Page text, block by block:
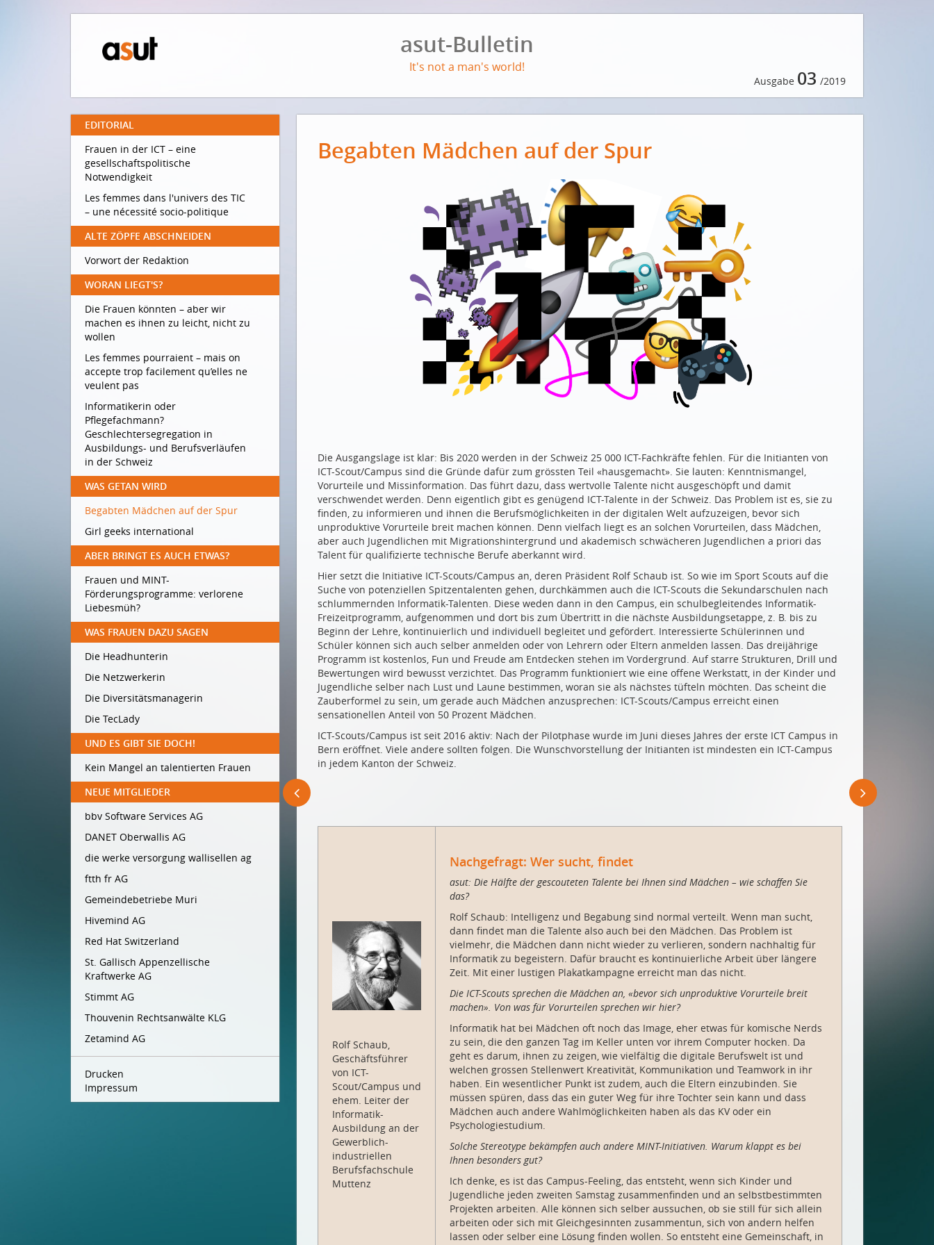
asut-Bulletin
It's not a man's world!
Ausgabe 03 /2019
EDITORIAL
Frauen in der ICT – eine
gesellschaftspolitische
Notwendigkeit
Les femmes dans l'univers des TIC
– une nécessité socio-politique
ALTE ZÖPFE ABSCHNEIDEN
Vorwort der Redaktion
WORAN LIEGT'S?
Die Frauen könnten – aber wir
machen es ihnen zu leicht, nicht zu
wollen
Les femmes pourraient – mais on
accepte trop facilement qu’elles ne
veulent pas
Informatikerin oder
Pflegefachmann?
Geschlechtersegregation in
Ausbildungs- und Berufsverläufen
in der Schweiz
WAS GETAN WIRD
Begabten Mädchen auf der Spur
Girl geeks international
ABER BRINGT ES AUCH ETWAS?
Frauen und MINT-
Förderungsprogramme: verlorene
Liebesmüh?
WAS FRAUEN DAZU SAGEN
Die Headhunterin
Die Netzwerkerin
Die Diversitätsmanagerin
Die TecLady
UND ES GIBT SIE DOCH!
Kein Mangel an talentierten Frauen
NEUE MITGLIEDER
bbv Software Services AG
DANET Oberwallis AG
die werke versorgung wallisellen ag
ftth fr AG
Gemeindebetriebe Muri
Hivemind AG
Red Hat Switzerland
St. Gallisch Appenzellische
Kraftwerke AG
Stimmt AG
Thouvenin Rechtsanwälte KLG
Zetamind AG
Drucken
Impressum
Begabten Mädchen auf der Spur
Die Ausgangslage ist klar: Bis 2020 werden in der Schweiz 25 000 ICT-Fachkräfte fehlen. Für die Initianten von
ICT-Scout/Campus sind die Gründe dafür zum grössten Teil «hausgemacht». Sie lauten: Kenntnismangel,
Vorurteile und Missinformation. Das führt dazu, dass wertvolle Talente nicht ausgeschöpft und damit
verschwendet werden. Denn eigentlich gibt es genügend ICT-Talente in der Schweiz. Das Problem ist es, sie zu
finden, zu informieren und ihnen die Berufsmöglichkeiten in der digitalen Welt aufzuzeigen, bevor sich
unproduktive Vorurteile breit machen können. Denn vielfach liegt es an solchen Vorurteilen, dass Mädchen,
aber auch Jugendlichen mit Migrationshintergrund und akademisch schwächeren Jugendlichen a priori das
Talent für qualifizierte technische Berufe aberkannt wird.
Hier setzt die Initiative ICT-Scouts/Campus an, deren Präsident Rolf Schaub ist. So wie im Sport Scouts auf die
Suche von potenziellen Spitzentalenten gehen, durchkämmen auch die ICT-Scouts die Sekundarschulen nach
schlummernden Informatik-Talenten. Diese weden dann in den Campus, ein schulbegleitendes Informatik-
Freizeitprogramm, aufgenommen und dort bis zum Übertritt in die nächste Ausbildungsetappe, z. B. bis zu
Beginn der Lehre, kontinuierlich und individuell begleitet und gefördert. Interessierte Schülerinnen und
Schüler können sich auch selber anmelden oder von Lehrern oder Eltern anmelden lassen. Das dreijährige
Programm ist kostenlos, Fun und Freude am Entdecken stehen im Vordergrund. Auf starre Strukturen, Drill und
Bewertungen wird bewusst verzichtet. Das Programm funktioniert wie eine offene Werkstatt, in der Kinder und
Jugendliche selber nach Lust und Laune bestimmen, woran sie als nächstes tüfteln möchten. Das scheint die
Zauberformel zu sein, um gerade auch Mädchen anzusprechen: ICT-Scouts/Campus erreicht einen
sensationellen Anteil von 50 Prozent Mädchen.
ICT-Scouts/Campus ist seit 2016 aktiv: Nach der Pilotphase wurde im Juni dieses Jahres der erste ICT Campus in
Bern eröffnet. Viele andere sollten folgen. Die Wunschvorstellung der Initianten ist mindesten ein ICT-Campus
in jedem Kanton der Schweiz.
Rolf Schaub,
Geschäftsführer
von ICT-
Scout/Campus und
ehem. Leiter der
Informatik-
Ausbildung an der
Gewerblich-
industriellen
Berufsfachschule
Muttenz
Nachgefragt: Wer sucht, findet
asut: Die Hälfte der gescouteten Talente bei Ihnen sind Mädchen – wie schaffen Sie
das?
Rolf Schaub: Intelligenz und Begabung sind normal verteilt. Wenn man sucht,
dann findet man die Talente also auch bei den Mädchen. Das Problem ist
vielmehr, die Mädchen dann nicht wieder zu verlieren, sondern nachhaltig für
Informatik zu begeistern. Dafür braucht es kontinuierliche Arbeit über längere
Zeit. Mit einer lustigen Plakatkampagne erreicht man das nicht.
Die ICT-Scouts sprechen die Mädchen an, «bevor sich unproduktive Vorurteile breit
machen». Von was für Vorurteilen sprechen wir hier?
Informatik hat bei Mädchen oft noch das Image, eher etwas für komische Nerds
zu sein, die den ganzen Tag im Keller unten vor ihrem Computer hocken. Da
geht es darum, ihnen zu zeigen, wie vielfältig die digitale Berufswelt ist und
welchen grossen Stellenwert Kreativität, Kommunikation und Teamwork in ihr
haben. Ein wesentlicher Punkt ist zudem, auch die Eltern einzubinden. Sie
müssen spüren, dass das ein guter Weg für ihre Tochter sein kann und dass
Mädchen auch andere Wahlmöglichkeiten haben als das KV oder ein
Psychologiestudium.
Solche Stereotype bekämpfen auch andere MINT-Initiativen. Warum klappt es bei
Ihnen besonders gut?
Ich denke, es ist das Campus-Feeling, das entsteht, wenn sich Kinder und
Jugendliche jeden zweiten Samstag zusammenfinden und an selbstbestimmten
Projekten arbeiten. Alle können sich selber aussuchen, ob sie still für sich allein
arbeiten oder sich mit Gleichgesinnten zusammentun, sich von andern helfen
lassen oder selber eine Lösung finden wollen. So entsteht eine Gemeinschaft, in